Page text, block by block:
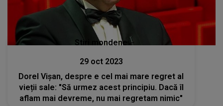
Stiri mondene
29 oct 2023
Dorel Vișan, despre e cel mai mare regret al
vieții sale: "Să urmez acest principiu. Dacă îl
aflam mai devreme, nu mai regretam nimic"